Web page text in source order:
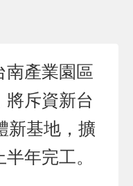
南產業園區
將斥資新台
新基地，擴
年完工。